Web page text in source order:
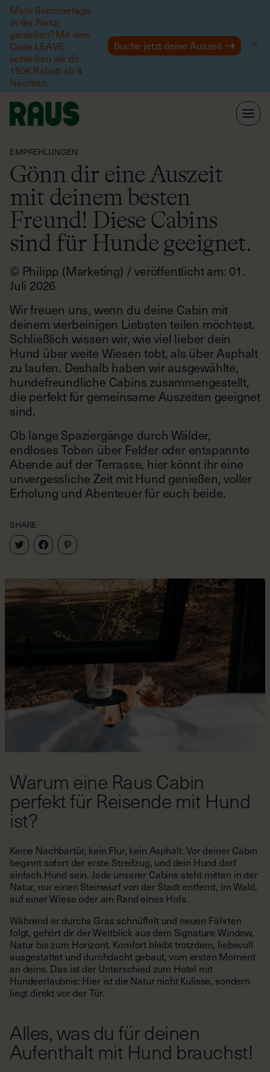
Mehr Sommertage
in der Natur
genießen? Mit dem
Code LEAVE
schenken wir dir
150€ Rabatt ab 4
Nächten.
Buche jetzt deine Auszeit
Hilfe
EMPFEHLUNGEN
Gönn dir eine Auszeit
mit deinem besten
Freund! Diese Cabins
sind für Hunde geeignet.
© Philipp (Marketing) / veröffentlicht am: 01.
Juli 2026
Wir freuen uns, wenn du deine Cabin mit
deinem vierbeinigen Liebsten teilen möchtest.
Schließlich wissen wir, wie viel lieber dein
Hund über weite Wiesen tobt, als über Asphalt
zu laufen. Deshalb haben wir ausgewählte,
hundefreundliche Cabins zusammengestellt,
die perfekt für gemeinsame Auszeiten geeignet
sind.
Ob lange Spaziergänge durch Wälder,
endloses Toben über Felder oder entspannte
Abende auf der Terrasse, hier könnt ihr eine
unvergessliche Zeit mit Hund genießen, voller
Erholung und Abenteuer für euch beide.
SHARE
Warum eine Raus Cabin
perfekt für Reisende mit Hund
ist?
Keine Nachbartür, kein Flur, kein Asphalt. Vor deiner Cabin
beginnt sofort der erste Streifzug, und dein Hund darf
einfach Hund sein. Jede unserer Cabins steht mitten in der
Natur, nur einen Steinwurf von der Stadt entfernt, im Wald,
auf einer Wiese oder am Rand eines Hofs.
Während er durchs Gras schnüffelt und neuen Fährten
folgt, gehört dir der Weitblick aus dem Signature Window,
Natur bis zum Horizont. Komfort bleibt trotzdem, liebevoll
ausgestattet und durchdacht gebaut, vom ersten Moment
an deins. Das ist der Unterschied zum Hotel mit
Hundeerlaubnis: Hier ist die Natur nicht Kulisse, sondern
liegt direkt vor der Tür.
Alles, was du für deinen
Aufenthalt mit Hund brauchst!